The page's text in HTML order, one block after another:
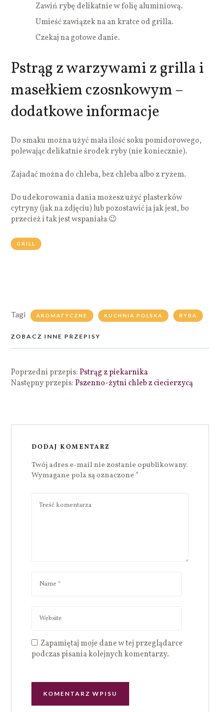
Zawiń rybę delikatnie w folię aluminiową.
Umieść zawiązek na an kratce od grilla.
Czekaj na gotowe danie.
Pstrąg z warzywami z grilla i
masełkiem czosnkowym –
dodatkowe informacje
Do smaku można użyć mała ilość soku pomidorowego,
polewając delikatnie środek ryby (nie koniecznie).
Zajadać można do chleba, bez chleba albo z ryżem.
Do udekorowania dania możesz użyć plasterków
cytryny (jak na zdjęciu) lub pozostawić ja jak jest, bo
przecież i tak jest wspaniała 😉
GRILL
Tagi AROMATYCZNE KUCHNIA POLSKA RYBA
ZOBACZ INNE PRZEPISY
Poprzedni przepis:Pstrąg z piekarnika
Następny przepis:Pszenno-żytni chleb z ciecierzycą
DODAJ KOMENTARZ
Twój adres e-mail nie zostanie opublikowany.
Wymagane pola są oznaczone *
Zapamiętaj moje dane w tej przeglądarce
podczas pisania kolejnych komentarzy.